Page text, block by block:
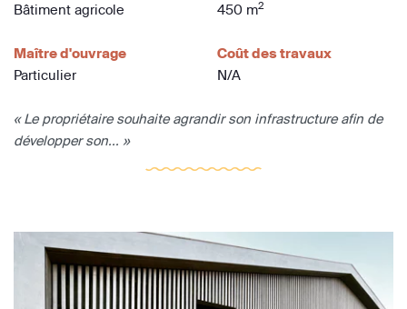
Bâtiment agricole
450 m2
Maître d'ouvrage
Particulier
Coût des travaux
N/A
« Le propriétaire souhaite agrandir son infrastructure afin de
développer son... »